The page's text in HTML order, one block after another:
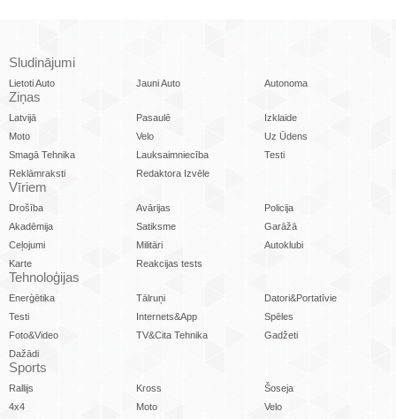
Sludinājumi
Lietoti Auto Jauni Auto Autonoma
Ziņas
Latvijā Pasaulē
Izklaide
Moto
Velo
Uz Ūdens
Smagā Tehnika
Lauksaimniecība
Testi
Reklāmraksti
Redaktora Izvēle
Vīriem
Drošība Avārijas
Policija
Akadēmija
Satiksme
Garāžā
Ceļojumi
Militāri
Autoklubi
Karte
Reakcijas tests
Tehnoloģijas
Enerģētika Tālruņi
Datori&Portatīvie
Testi
Internets&App
Spēles
Foto&Video
TV&Cita Tehnika
Gadžeti
Dažādi
Sports
Rallijs Kross
Šoseja
4x4
Moto
Velo